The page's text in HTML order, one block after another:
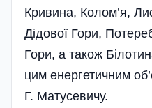
Кривина, Колом’я,
Дідової Гори,
Гори, а також
цим енергетичним
Г. Матусевичу.